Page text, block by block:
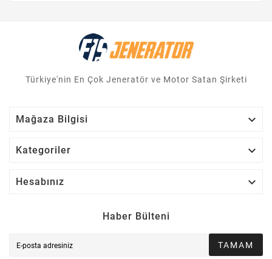
Türkiye'nin En Çok Jeneratör ve Motor Satan Şirketi
Mağaza Bilgisi 
Kategoriler 
Hesabınız 
Haber Bülteni
TAMAM